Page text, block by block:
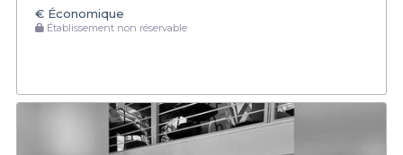
€ Économique
Établissement non réservable